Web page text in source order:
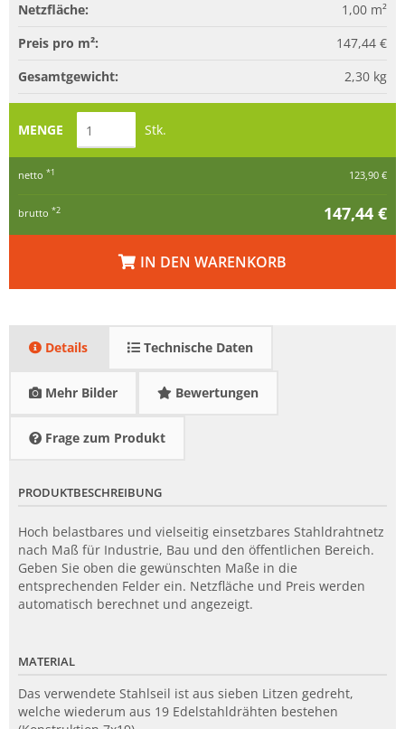
Netzfläche: 1,00 m²
Preis pro m²:
147,44 €
Gesamtgewicht:
2,30 kg
MENGE Stk.
netto *1 123,90 €
brutto *2 147,44 €
IN DEN WARENKORB
Details Technische Daten
Mehr Bilder Bewertungen
Frage zum Produkt
PRODUKTBESCHREIBUNG
Hoch belastbares und vielseitig einsetzbares Stahldrahtnetz
nach Maß für Industrie, Bau und den öffentlichen Bereich.
Geben Sie oben die gewünschten Maße in die
entsprechenden Felder ein. Netzfläche und Preis werden
automatisch berechnet und angezeigt.
MATERIAL
Das verwendete Stahlseil ist aus sieben Litzen gedreht,
welche wiederum aus 19 Edelstahldrähten bestehen